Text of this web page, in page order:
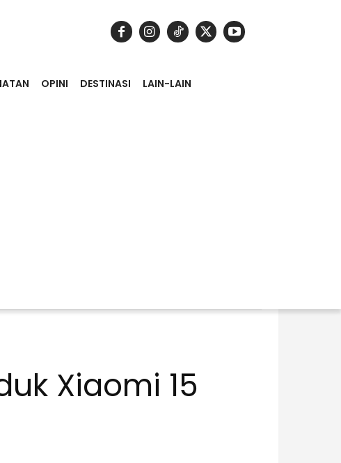
OPINI DESTINASI LAIN-LAIN
Xiaomi 15